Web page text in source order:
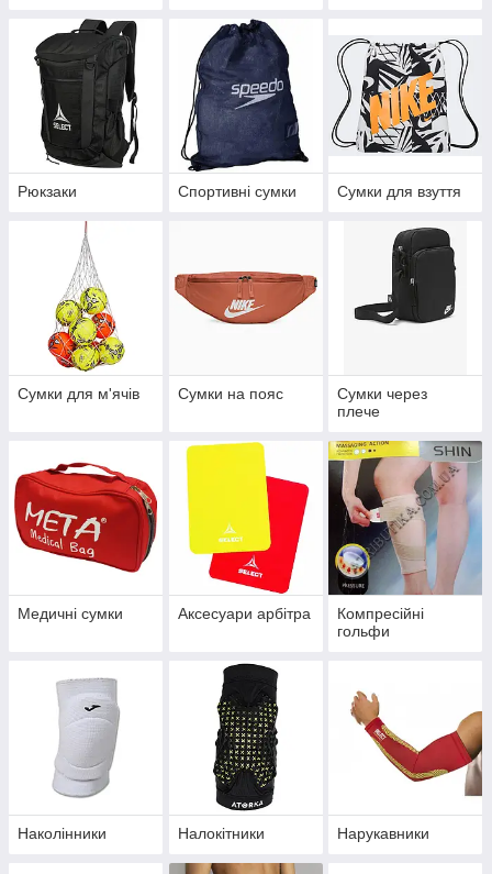
Рюкзаки Спортивні сумки Сумки для взуття
Сумки для м'ячів Сумки на пояс
Сумки через
плече
Медичні сумки Аксесуари арбітра
Компресійні
гольфи
Наколінники Налокітники Нарукавники